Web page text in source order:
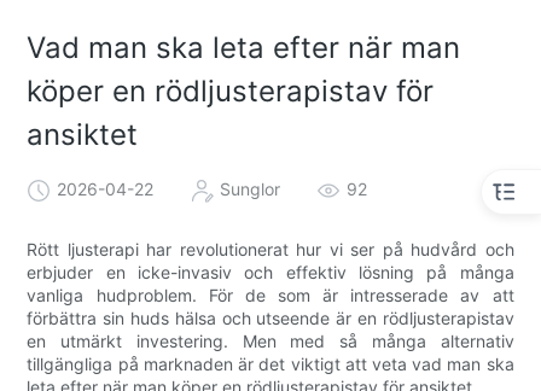
Vad man ska leta efter när man
köper en rödljusterapistav för
ansiktet
2026-04-22 Sunglor 92
Rött ljusterapi har revolutionerat hur vi ser på hudvård och
erbjuder en icke-invasiv och effektiv lösning på många
vanliga hudproblem. För de som är intresserade av att
förbättra sin huds hälsa och utseende är en rödljusterapistav
en utmärkt investering. Men med så många alternativ
tillgängliga på marknaden är det viktigt att veta vad man ska
leta efter när man köper en rödljusterapistav för ansiktet.